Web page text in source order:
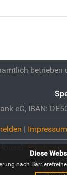
eG, IBAN:
| Impressum
Alle
Diese
nach